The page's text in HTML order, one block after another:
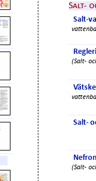
Salt-
Salt-
(Salt-
Salt-
(Salt-